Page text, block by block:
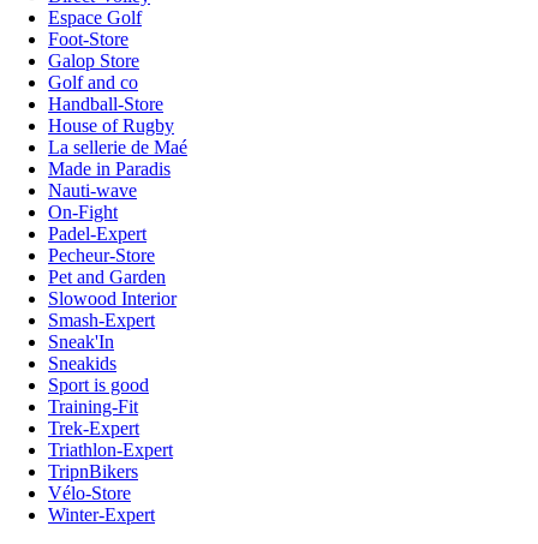
Espace Golf
Foot-Store
Galop Store
Golf and co
Handball-Store
House of Rugby
La sellerie de Maé
Made in Paradis
Nauti-wave
On-Fight
Padel-Expert
Pecheur-Store
Pet and Garden
Slowood Interior
Smash-Expert
Sneak'In
Sneakids
Sport is good
Training-Fit
Trek-Expert
Triathlon-Expert
TripnBikers
Vélo-Store
Winter-Expert